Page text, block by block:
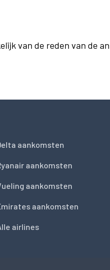
van de reden van de
aankomsten
aankomsten
aankomsten
aankomsten
airlines